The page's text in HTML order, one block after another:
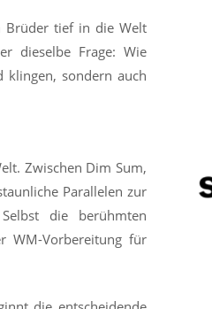
Brüder tief in die Welt
dieselbe Frage: Wie
klingen, sondern auch
Zwischen Dim Sum,
Parallelen zur
die berühmten
WM-Vorbereitung für